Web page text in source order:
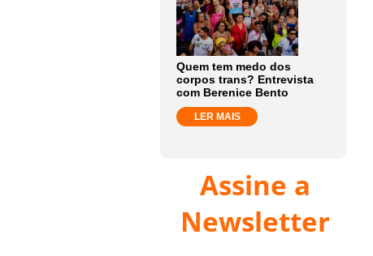
Quem tem medo dos
corpos trans? Entrevista
com Berenice Bento
LER MAIS
Assine a
Newsletter